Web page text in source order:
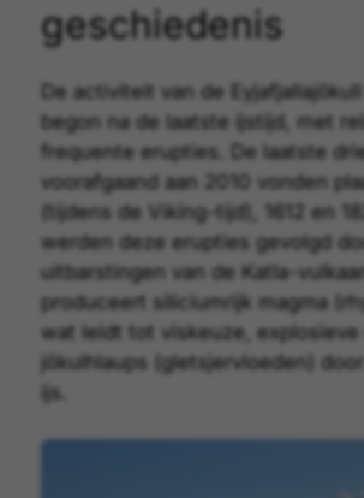
geschiedenis
De activiteit van de
begon na de laatste ijstijd, met
frequente erupties. De laatste
voorafgaand aan 2010 vonden
(tijdens de Viking-tijd), 1612 en
werden deze erupties gevolgd
uitbarstingen van de Katla-
produceert siliciumrijk magma
wat leidt tot viskeuze,
jökulhlaups (gletsjervloeden)
ijs.